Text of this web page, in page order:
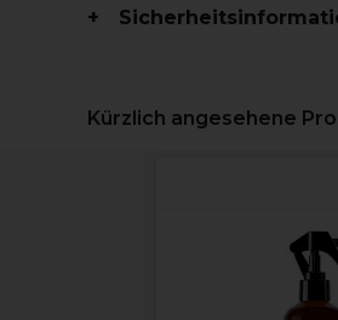
Kürzlich angesehene